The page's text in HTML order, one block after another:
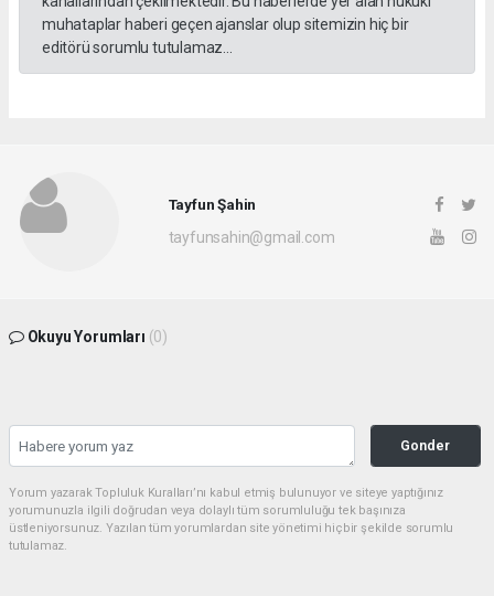
muhataplar haberi geçen ajanslar olup sitemizin hiç bir
editörü sorumlu tutulamaz...
Tayfun Şahin
tayfunsahin@gmail.com
Okuyu Yorumları (0)
Gonder
Yorum yazarak Topluluk Kuralları’nı kabul etmiş bulunuyor ve siteye yaptığınız
yorumunuzla ilgili doğrudan veya dolaylı tüm sorumluluğu tek başınıza
üstleniyorsunuz. Yazılan tüm yorumlardan site yönetimi hiçbir şekilde sorumlu
tutulamaz.